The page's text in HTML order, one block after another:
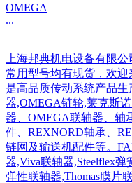
OMEGA
...
上海邦典机电设备有限
常用型号均有现货，欢
是高品质传动系统产品
器,OMEGA链轮,莱克斯
器、OMEGA联轴器、轴
件、REXNORD轴承、
链网及输送机配件等。
器,Viva联轴器,Steelflex
弹性联轴器,Thomas膜片